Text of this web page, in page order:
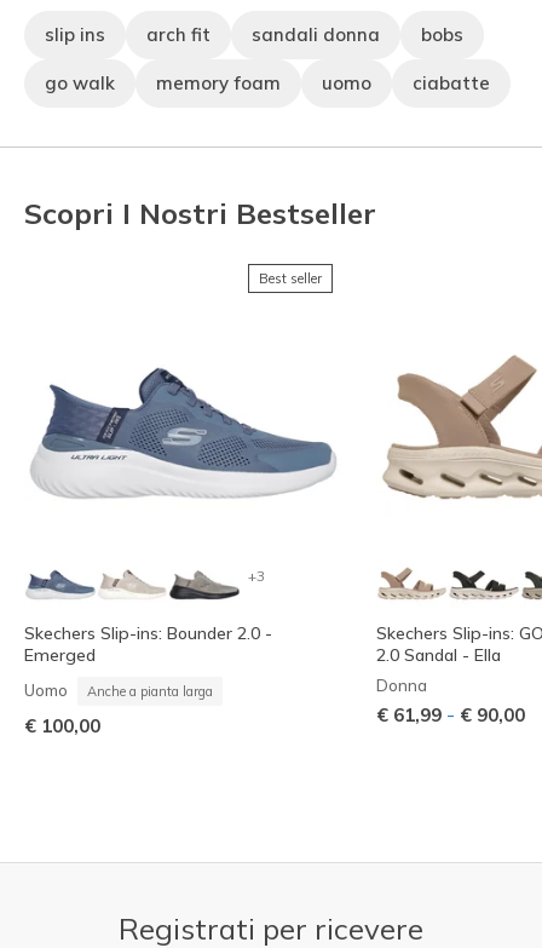
slip ins arch fit sandali donna bobs
go walk memory foam uomo ciabatte
Scopri I Nostri Bestseller
Best seller
+3
Skechers Slip-ins: Bounder 2.0 -
Emerged
Uomo Anche a pianta larga
€ 100,00
Skechers Slip-ins:
2.0 Sandal - Ella
Donna
€ 61,99 - € 90,00
Registrati per ricevere